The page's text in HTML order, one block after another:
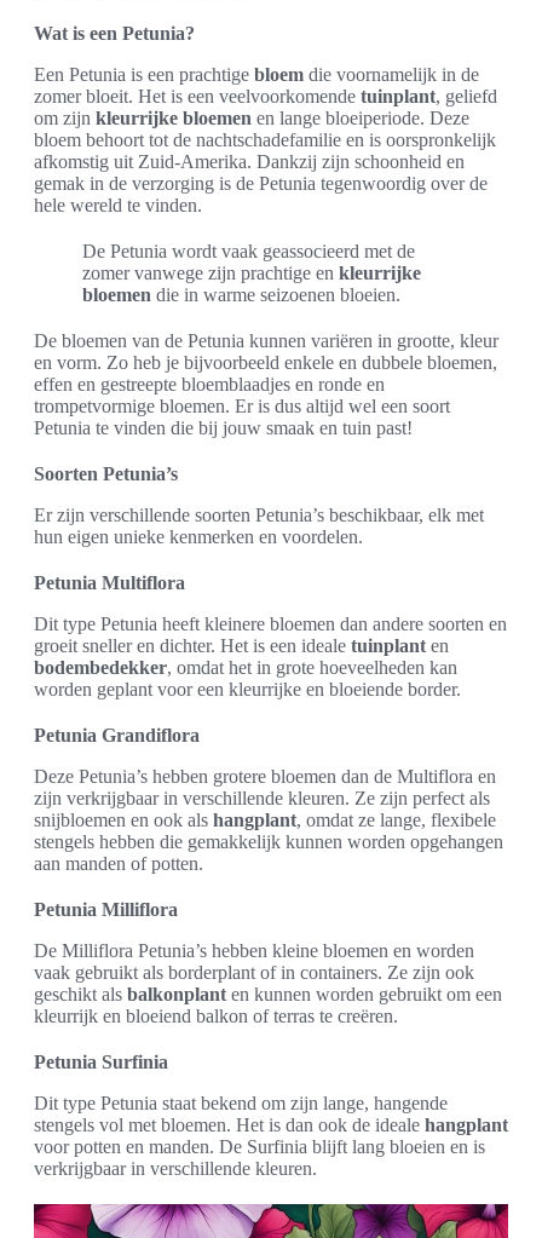
Wat is een Petunia?
Een Petunia is een prachtige bloem die voornamelijk in de
zomer bloeit. Het is een veelvoorkomende tuinplant, geliefd
om zijn kleurrijke bloemen en lange bloeiperiode. Deze
bloem behoort tot de nachtschadefamilie en is oorspronkelijk
afkomstig uit Zuid-Amerika. Dankzij zijn schoonheid en
gemak in de verzorging is de Petunia tegenwoordig over de
hele wereld te vinden.
De Petunia wordt vaak geassocieerd met de
zomer vanwege zijn prachtige en kleurrijke
bloemen die in warme seizoenen bloeien.
De bloemen van de Petunia kunnen variëren in grootte, kleur
en vorm. Zo heb je bijvoorbeeld enkele en dubbele bloemen,
effen en gestreepte bloemblaadjes en ronde en
trompetvormige bloemen. Er is dus altijd wel een soort
Petunia te vinden die bij jouw smaak en tuin past!
Soorten Petunia’s
Er zijn verschillende soorten Petunia’s beschikbaar, elk met
hun eigen unieke kenmerken en voordelen.
Petunia Multiflora
Dit type Petunia heeft kleinere bloemen dan andere soorten en
groeit sneller en dichter. Het is een ideale tuinplant en
bodembedekker, omdat het in grote hoeveelheden kan
worden geplant voor een kleurrijke en bloeiende border.
Petunia Grandiflora
Deze Petunia’s hebben grotere bloemen dan de Multiflora en
zijn verkrijgbaar in verschillende kleuren. Ze zijn perfect als
snijbloemen en ook als hangplant, omdat ze lange, flexibele
stengels hebben die gemakkelijk kunnen worden opgehangen
aan manden of potten.
Petunia Milliflora
De Milliflora Petunia’s hebben kleine bloemen en worden
vaak gebruikt als borderplant of in containers. Ze zijn ook
geschikt als balkonplant en kunnen worden gebruikt om een
kleurrijk en bloeiend balkon of terras te creëren.
Petunia Surfinia
Dit type Petunia staat bekend om zijn lange, hangende
stengels vol met bloemen. Het is dan ook de ideale hangplant
voor potten en manden. De Surfinia blijft lang bloeien en is
verkrijgbaar in verschillende kleuren.